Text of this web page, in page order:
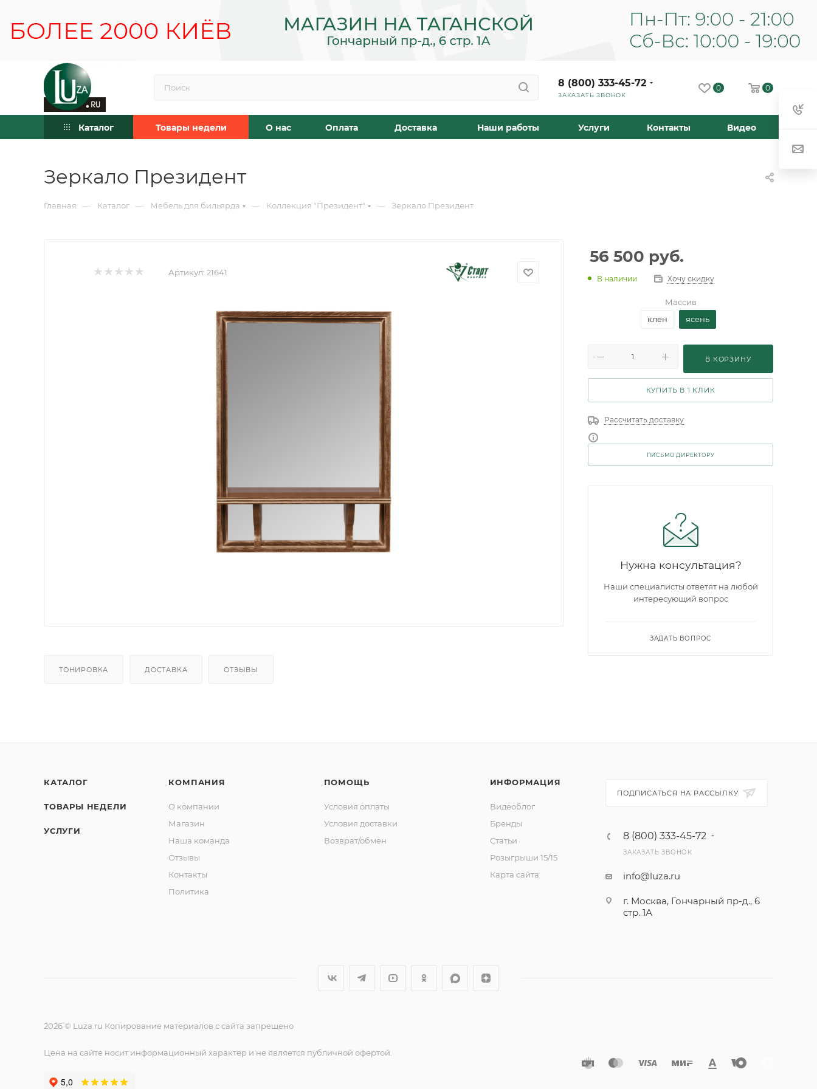
8 (800) 333-45-72
ЗАКАЗАТЬ ЗВОНОК
0 0
Каталог Товары недели О нас Оплата Доставка Наши работы Услуги Контакты Видео
Зеркало Президент
Главная — Каталог — Мебель для бильярда — Коллекция "Президент" — Зеркало Президент
Артикул: 21641
ТОНИРОВКА ДОСТАВКА ОТЗЫВЫ
56 500 руб.
В наличии Хочу скидку
Массив
клен
ясень
В КОРЗИНУ
КУПИТЬ В 1 КЛИК
Рассчитать доставку
ПИСЬМО ДИРЕКТОРУ
Нужна консультация?
Наши специалисты ответят на любой
интересующий вопрос
ЗАДАТЬ ВОПРОС
КАТАЛОГ
ТОВАРЫ НЕДЕЛИ
УСЛУГИ
КОМПАНИЯ
О компании
Магазин
Наша команда
Отзывы
Контакты
Политика
ПОМОЩЬ
Условия оплаты
Условия доставки
Возврат/обмен
ИНФОРМАЦИЯ
Видеоблог
Бренды
Статьи
Розыгрыши 15/15
Карта сайта
ПОДПИСАТЬСЯ НА РАССЫЛКУ
8 (800) 333-45-72
ЗАКАЗАТЬ ЗВОНОК
info@luza.ru
г. Москва, Гончарный пр-д., 6
стр. 1А
2026 © Luza.ru Копирование материалов с сайта запрещено
Цена на сайте носит информационный характер и не является публичной офертой.